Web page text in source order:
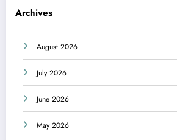
Archives
August 2026
July 2026
June 2026
May 2026